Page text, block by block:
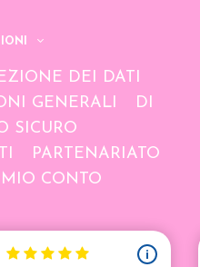
DEI DATI
GENERALI
DI
SICURO
PARTENARIATO
CONTO